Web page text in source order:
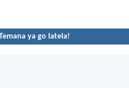
ya go latela!